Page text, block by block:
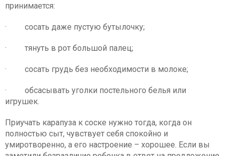
принимается:
· сосать даже пустую бутылочку;
· тянуть в рот большой палец;
· сосать грудь без необходимости в молоке;
· обсасывать уголки постельного белья или
игрушек.
Приучать карапуза к соске нужно тогда, когда он
полностью сыт, чувствует себя спокойно и
умиротворенно, а его настроение – хорошее. Если вы